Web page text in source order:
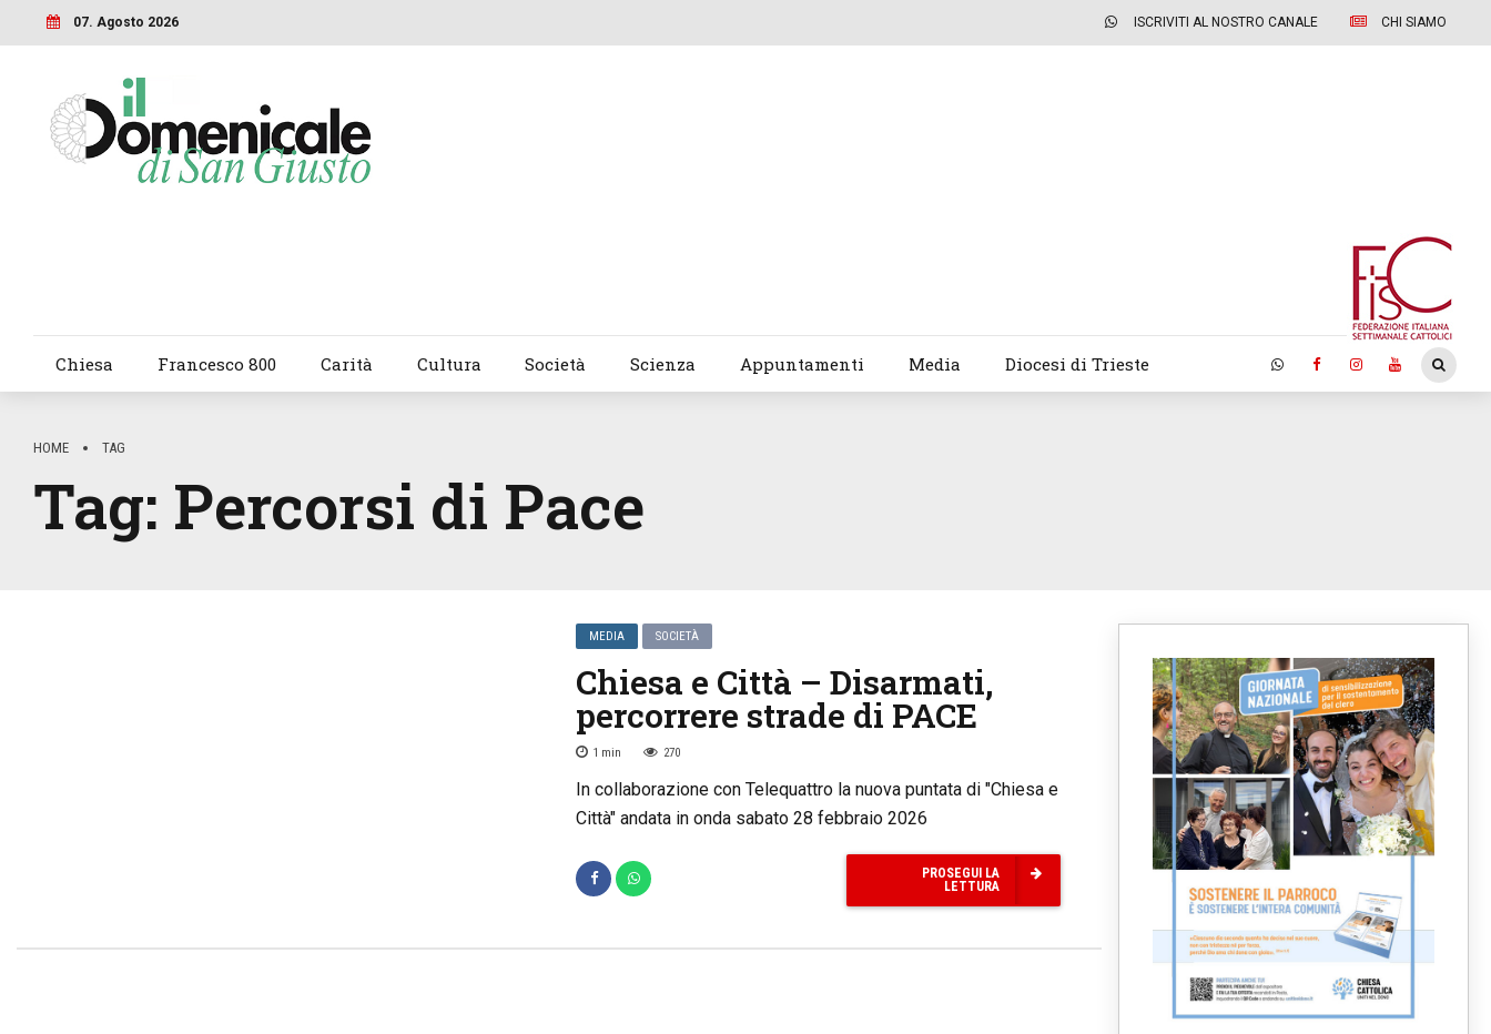
07. Agosto 2026 ISCRIVITI AL NOSTRO CANALE CHI SIAMO
Chiesa Francesco 800 Carità Cultura Società Scienza Appuntamenti Media Diocesi di Trieste
HOME TAG
Tag: Percorsi di Pace
MEDIA SOCIETÀ
Chiesa e Città – Disarmati,
percorrere strade di PACE
1 min 270
In collaborazione con Telequattro la nuova puntata di "Chiesa e
Città" andata in onda sabato 28 febbraio 2026
PROSEGUI LA
LETTURA